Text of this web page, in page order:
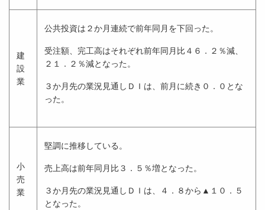
建
設
業
公共投資は２か月連続で前年同月を下回った。
受注額、完工高はそれぞれ前年同月比４６．２％減、
２１．２％減となった。
３か月先の業況見通しＤＩは、前月に続き０．０とな
った。
小
売
業
堅調に推移している。
売上高は前年同月比３．５％増となった。
３か月先の業況見通しＤＩは、４．８から▲１０．５
となった。